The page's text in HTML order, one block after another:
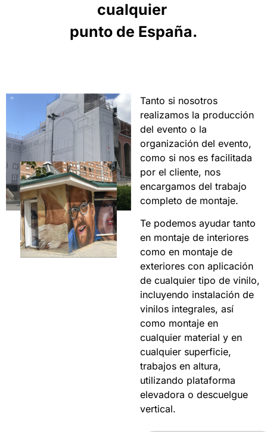
cualquier
punto de España.
Tanto si nosotros
realizamos la producción
del evento o la
organización del evento,
como si nos es facilitada
por el cliente, nos
encargamos del trabajo
completo de montaje.
Te podemos ayudar tanto
en montaje de interiores
como en montaje de
exteriores con aplicación
de cualquier tipo de vinilo,
incluyendo instalación de
vinilos integrales, así
como montaje en
cualquier material y en
cualquier superficie,
trabajos en altura,
utilizando plataforma
elevadora o descuelgue
vertical.